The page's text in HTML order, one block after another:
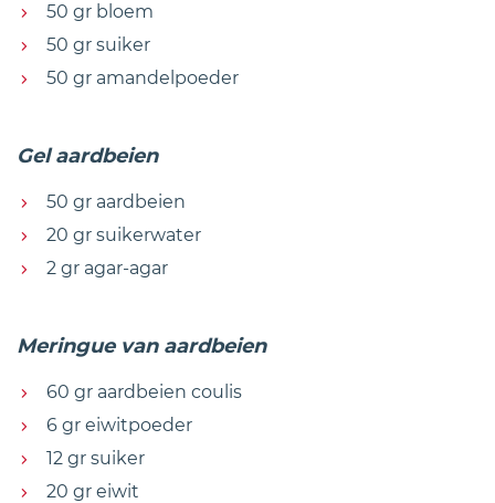
50 gr bloem
50 gr suiker
50 gr amandelpoeder
Gel aardbeien
50 gr aardbeien
20 gr suikerwater
2 gr agar-agar
Meringue van aardbeien
60 gr aardbeien coulis
6 gr eiwitpoeder
12 gr suiker
20 gr eiwit